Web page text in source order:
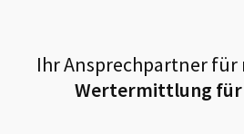
Ihr Ansprechpartner für
Wertermittlung für